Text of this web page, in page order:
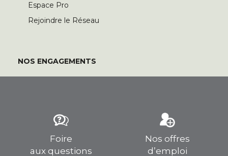
Espace Pro
Rejoindre le Réseau
NOS ENGAGEMENTS
Foire
aux questions
Nos offres
d’emploi